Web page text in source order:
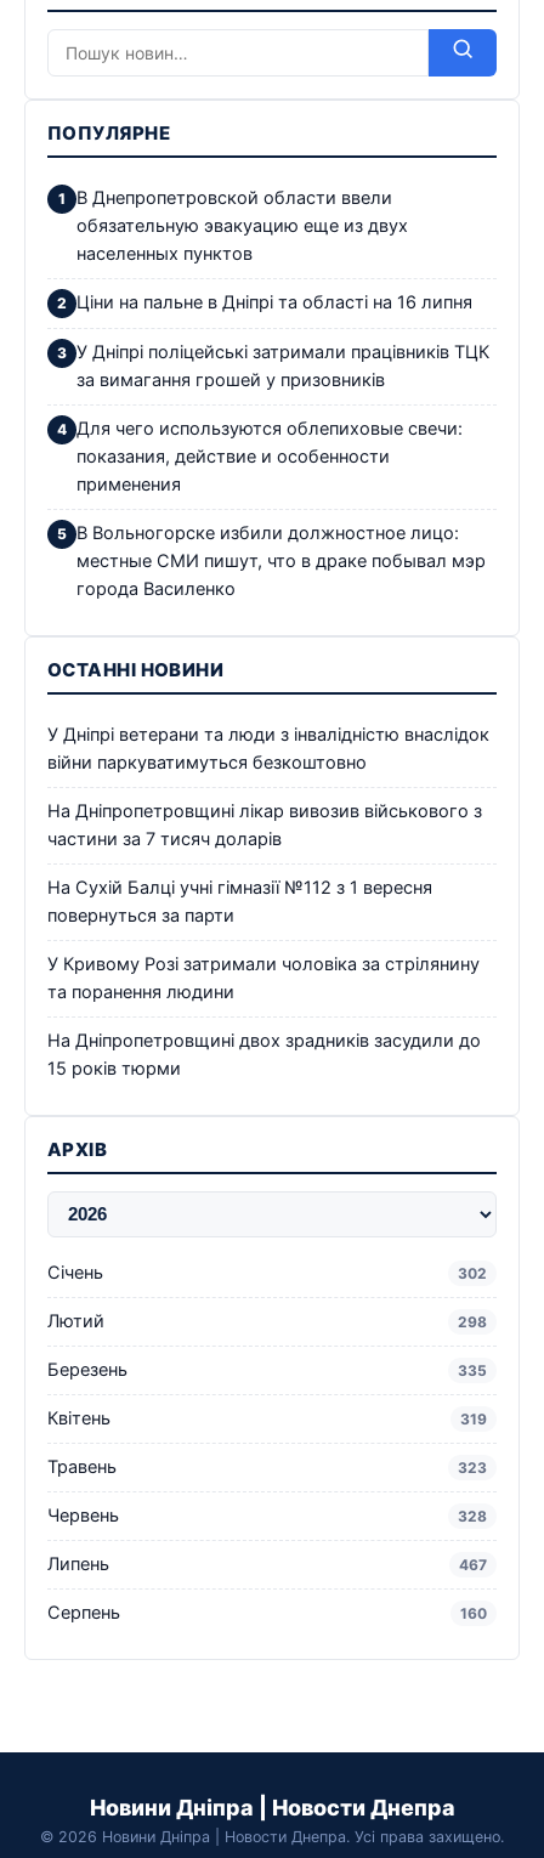
ПОПУЛЯРНЕ
В Днепропетровской области ввели
обязательную эвакуацию еще из двух
населенных пунктов
Ціни на пальне в Дніпрі та області на 16 липня
У Дніпрі поліцейські затримали працівників ТЦК
за вимагання грошей у призовників
Для чего используются облепиховые свечи:
показания, действие и особенности
применения
В Вольногорске избили должностное лицо:
местные СМИ пишут, что в драке побывал мэр
города Василенко
ОСТАННІ НОВИНИ
У Дніпрі ветерани та люди з інвалідністю внаслідок
війни паркуватимуться безкоштовно
На Дніпропетровщині лікар вивозив військового з
частини за 7 тисяч доларів
На Сухій Балці учні гімназії №112 з 1 вересня
повернуться за парти
У Кривому Розі затримали чоловіка за стрілянину
та поранення людини
На Дніпропетровщині двох зрадників засудили до
15 років тюрми
АРХІВ
Січень 302
Лютий 298
Березень 335
Квітень 319
Травень 323
Червень 328
Липень 467
Серпень 160
Новини Дніпра | Новости Днепра
© 2026 Новини Дніпра | Новости Днепра. Усі права захищено.